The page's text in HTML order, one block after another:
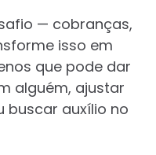
— cobranças,
isso em
que pode dar
alguém, ajustar
auxílio no